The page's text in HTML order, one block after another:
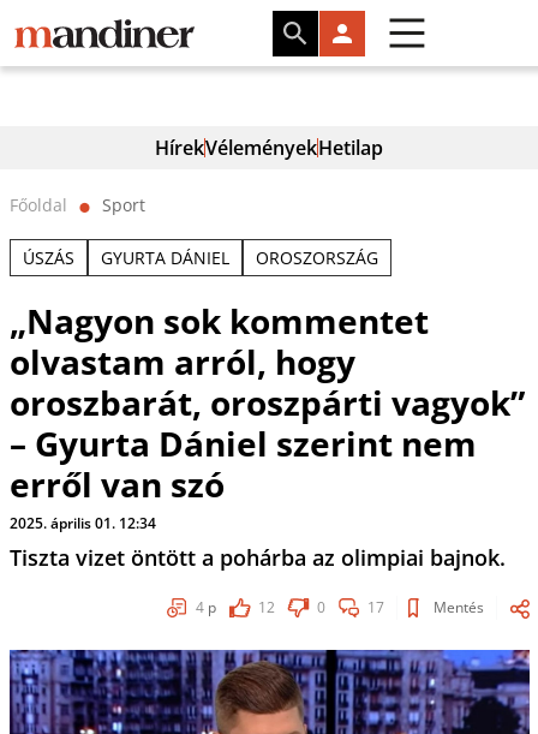
HírekVéleményekHetilap
Főoldal ⬤ Sport
ÚSZÁS GYURTA DÁNIEL OROSZORSZÁG
„Nagyon sok kommentet
olvastam arról, hogy
oroszbarát, oroszpárti vagyok”
– Gyurta Dániel szerint nem
erről van szó
2025. április 01. 12:34
Tiszta vizet öntött a pohárba az olimpiai bajnok.
4 p 12 0 17 Mentés